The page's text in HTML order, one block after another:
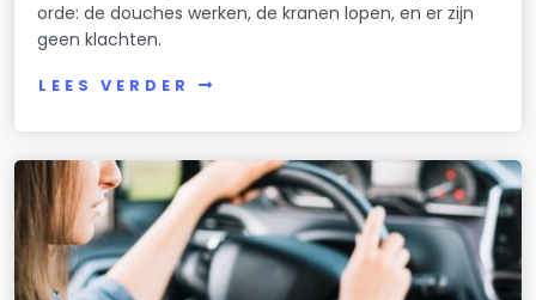
orde: de douches werken, de kranen lopen, en er zijn
geen klachten.
LEES VERDER